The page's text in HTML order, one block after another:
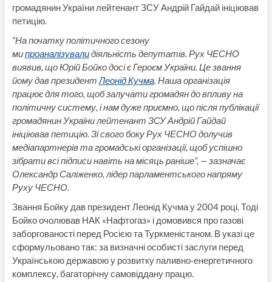
громадянин України лейтенант ЗСУ Андрій Гайдай ініціював
петицію.
“На початку політичного сезону
мипроаналізувалидіяльність депутатів. Рух ЧЕСНО
виявив, що Юрій Бойко досі є Героєм України. Це звання
йому дав президент Леонід Кучма. Наша організація
працює для того, щоб залучати громадян до впливу на
політичну систему, і нам дуже приємно, що після публікації
громадянин України лейтенант ЗСУ Андрій Гайдай
ініціював петицію. Зі свого боку Рух ЧЕСНО долучив
медіапартнерів та громадські організації, щоб успішно
зібрати всі підписи навіть на місяць раніше”, — зазначає
Олександр Саліженко, лідер парламентського напряму
Руху ЧЕСНО.
Звання Бойку дав президент Леонід Кучма у 2004 році. Тоді
Бойко очолював НАК «Нафтогаз» і домовився про газові
заборгованості перед Росією та Туркменістаном. В указі це
сформульовано так: за визначні особисті заслуги перед
Українською державою у розвитку паливно-енергетичного
комплексу, багаторічну самовіддану працю.